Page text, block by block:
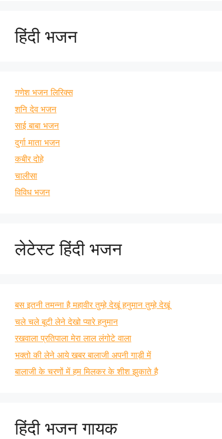
हिंदी भजन
गणेश भजन लिरिक्स
शनि देव भजन
साई बाबा भजन
दुर्गा माता भजन
कबीर दोहे
चालीसा
विविध भजन
लेटेस्ट हिंदी भजन
बस इतनी तमन्ना है महावीर तुम्हे देखूं हनुमान तुम्हे देखूं
चले चले बूटी लेने देखो प्यारे हनुमान
रखवाला प्रतिपाला मेरा लाल लंगोटे वाला
भक्तो की लेने आये खबर बालाजी अपनी गाड़ी में
बालाजी के चरणों में हम मिलकर के शीश झुकाते है
हिंदी भजन गायक